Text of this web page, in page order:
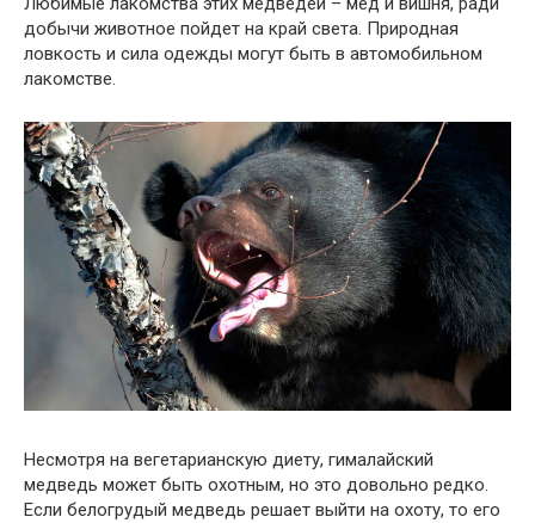
добычи животное пойдет на край света. Природная
ловкость и сила одежды могут быть в автомобильном
лакомстве.
Несмотря на вегетарианскую диету, гималайский
медведь может быть охотным, но это довольно редко.
Если белогрудый медведь решает выйти на охоту, то его